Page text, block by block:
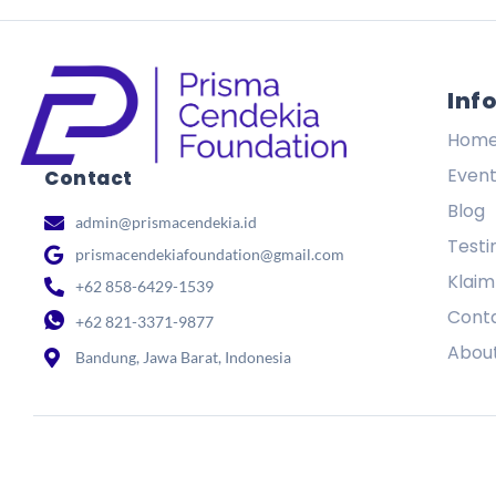
KISI-KISI KOMPETISI
PENGUMUMAN KOMPETISI
Contact
admin@prismacendekia.id
prismacendekiafoundation@gmail.com
+62 858-6429-1539
+62 821-3371-9877
Bandung, Jawa Barat, Indonesia
Event
Blog
Klaim